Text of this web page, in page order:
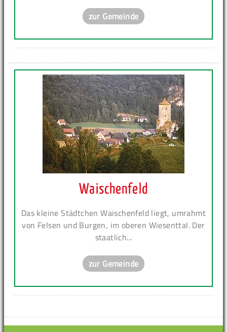
zur Gemeinde
Waischenfeld
Das kleine Städtchen Waischenfeld liegt, umrahmt
von Felsen und Burgen, im oberen Wiesenttal. Der
staatlich...
zur Gemeinde